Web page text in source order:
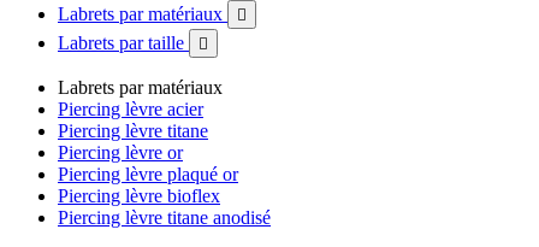
Labrets par matériaux

Labrets par taille 
Labrets par matériaux
Piercing lèvre acier
Piercing lèvre titane
Piercing lèvre or
Piercing lèvre plaqué or
Piercing lèvre bioflex
Piercing lèvre titane anodisé